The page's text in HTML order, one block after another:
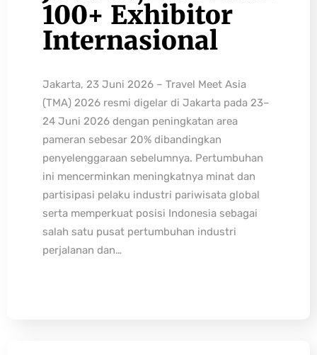
100+ Exhibitor
Internasional
Jakarta, 23 Juni 2026 – Travel Meet Asia
(TMA) 2026 resmi digelar di Jakarta pada 23–
24 Juni 2026 dengan peningkatan area
pameran sebesar 20% dibandingkan
penyelenggaraan sebelumnya. Pertumbuhan
ini mencerminkan meningkatnya minat dan
partisipasi pelaku industri pariwisata global
serta memperkuat posisi Indonesia sebagai
salah satu pusat pertumbuhan industri
perjalanan dan…